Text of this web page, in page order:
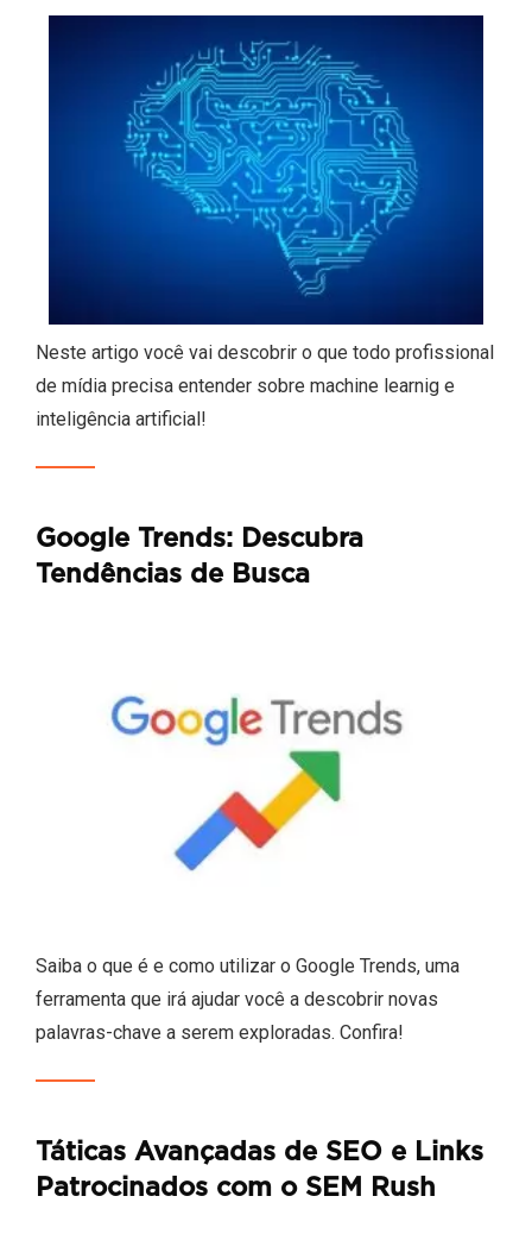
Neste artigo você vai descobrir o que todo profissional
de mídia precisa entender sobre machine learnig e
inteligência artificial!
Google Trends: Descubra
Tendências de Busca
Saiba o que é e como utilizar o Google Trends, uma
ferramenta que irá ajudar você a descobrir novas
palavras-chave a serem exploradas. Confira!
Táticas Avançadas de SEO e Links
Patrocinados com o SEM Rush